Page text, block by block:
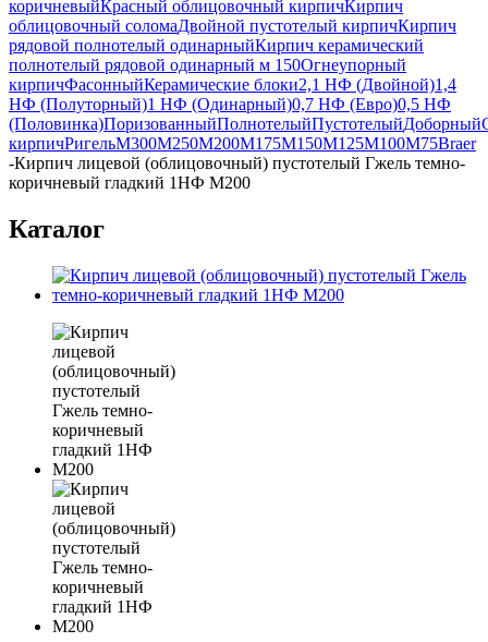
коричневыйКрасный облицовочный кирпичКирпич
облицовочный соломаДвойной пустотелый кирпичКирпич
рядовой полнотелый одинарныйКирпич керамический
полнотелый рядовой одинарный м 150Огнеупорный
кирпичФасонныйКерамические блоки2,1 НФ (Двойной)1,4
НФ (Полуторный)1 НФ (Одинарный)0,7 НФ (Евро)0,5 НФ
(Половинка)ПоризованныйПолнотелыйПустотелыйДоборный
кирпичРигельМ300М250М200М175М150М125М100М75Braer
-Кирпич лицевой (облицовочный) пустотелый Гжель темно-
коричневый гладкий 1НФ М200
Каталог